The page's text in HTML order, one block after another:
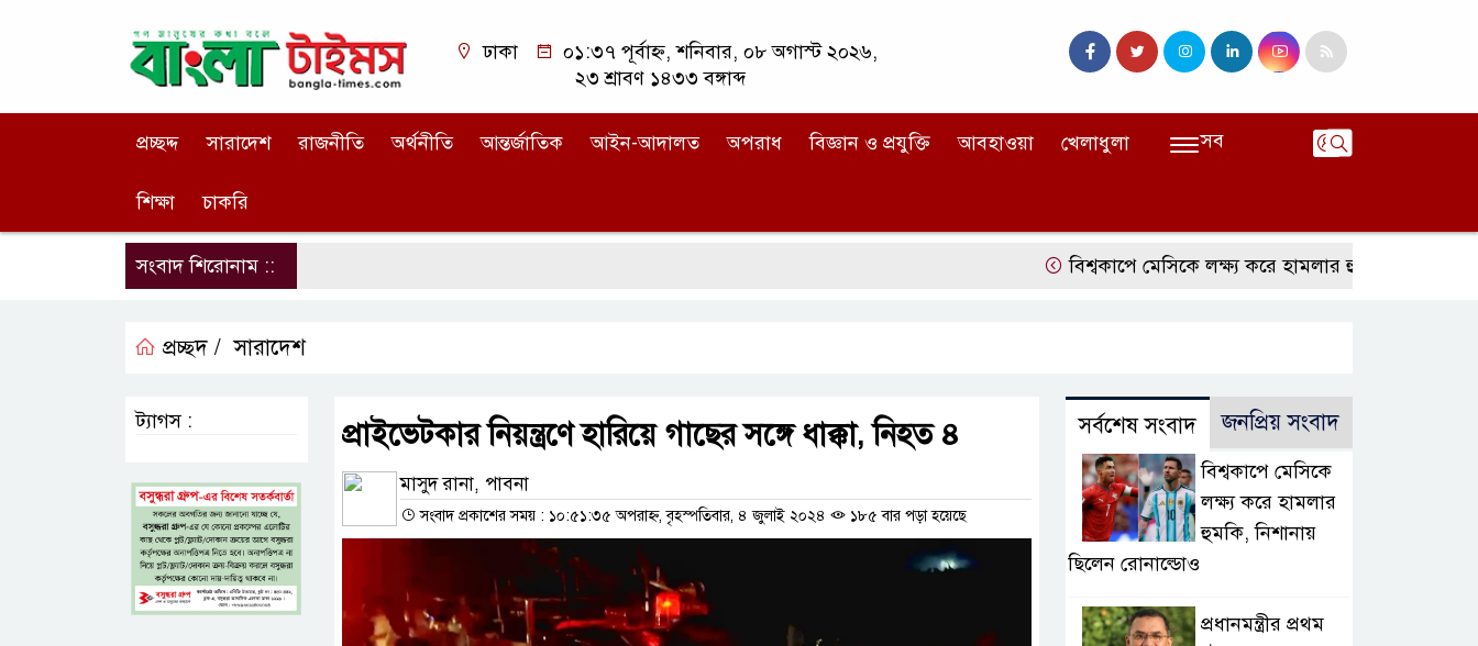
ঢাকা
০১:৩৭ পূর্বাহ্ন, শনিবার, ০৮ অগাস্ট ২০২৬,
২৩ শ্রাবণ ১৪৩৩ বঙ্গাব্দ
প্রচ্ছদ্দ সারাদেশ রাজনীতি অর্থনীতি আন্তর্জাতিক আইন-আদালত অপরাধ বিজ্ঞান ও প্রযুক্তি আবহাওয়া খেলাধুলা
শিক্ষা চাকরি
সব
সংবাদ শিরোনাম :: বিশ্বকাপে মেসিকে লক্ষ্য করে হামলার হুমকি, নিশানায় ছিলেন
প্রচ্ছদ / সারাদেশ
প্রাইভেটকার নিয়ন্ত্রণে হারিয়ে গাছের সঙ্গে ধাক্কা, নিহত ৪
মাসুদ রানা, পাবনা
সংবাদ প্রকাশের সময় : ১০:৫১:৩৫ অপরাহ্ন, বৃহস্পতিবার, ৪ জুলাই ২০২৪ ১৮৫ বার পড়া হয়েছে
ট্যাগস : সর্বশেষ সংবাদ জনপ্রিয় সংবাদ
বিশ্বকাপে মেসিকে
লক্ষ্য করে হামলার
হুমকি, নিশানায়
ছিলেন রোনাল্ডোও
প্রধানমন্ত্রীর প্রথম